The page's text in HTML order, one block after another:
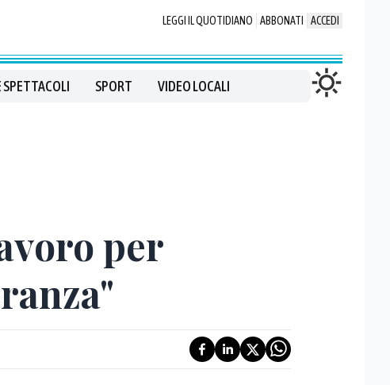
LEGGI IL QUOTIDIANO ABBONATI ACCEDI
SPETTACOLI SPORT VIDEO LOCALI
per